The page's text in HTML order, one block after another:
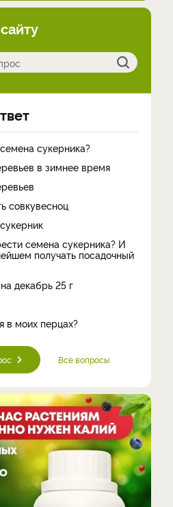
сукерника?
в зимнее время
совкувесноц
семена сукерника? И
получать посадочный
декабрь 25 г
в моих перцах?
Все вопросы